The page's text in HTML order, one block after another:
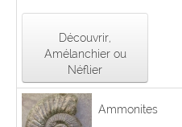
Découvrir,
Amélanchier ou
Néflier
Ammonites